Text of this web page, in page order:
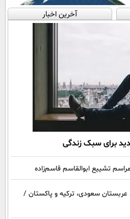
آخرین اخبار
برای سبک زندگی
تشییع ابوالقاسم قاسم‌زاده
سعودی، ترکیه و پاکستان /